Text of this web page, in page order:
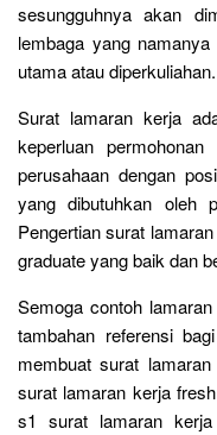
sesungguhnya akan
lembaga yang
utama atau diperkuliahan.
Surat lamaran kerja
keperluan
perusahaan dengan
yang dibutuhkan oleh
Pengertian surat
graduate yang baik dan
Semoga contoh
tambahan referensi
membuat surat
surat lamaran kerja
s1 surat lamaran